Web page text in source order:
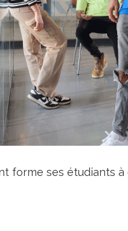
forme ses étudiants